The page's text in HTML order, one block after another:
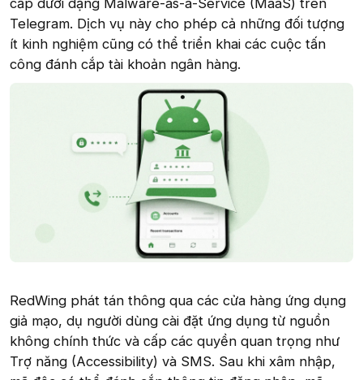
cấp dưới dạng Malware-as-a-Service (MaaS) trên
Telegram. Dịch vụ này cho phép cả những đối tượng
ít kinh nghiệm cũng có thể triển khai các cuộc tấn
công đánh cắp tài khoản ngân hàng.
RedWing phát tán thông qua các cửa hàng ứng dụng
giả mạo, dụ người dùng cài đặt ứng dụng từ nguồn
không chính thức và cấp các quyền quan trọng như
Trợ năng (Accessibility) và SMS. Sau khi xâm nhập,